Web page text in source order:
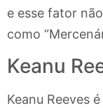
e esse fator
como
Keanu
Keanu Reeves